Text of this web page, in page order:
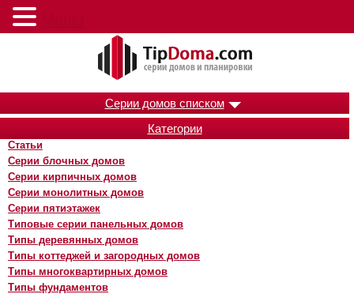
Серии домов списком
Категории
Статьи
Серии блочных домов
Серии кирпичных домов
Серии монолитных домов
Серии пятиэтажек
Типовые серии панельных домов
Типы деревянных домов
Типы коттеджей и загородных домов
Типы многоквартирных домов
Типы фундаментов